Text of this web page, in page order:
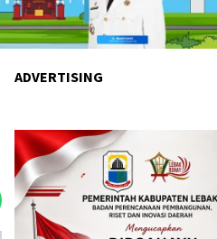
ADVERTISING